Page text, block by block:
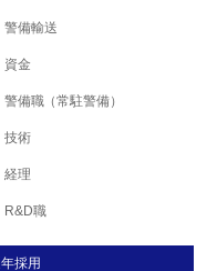
警備輸送
資金
警備職（常駐警備）
技術
経理
R&D職
採用